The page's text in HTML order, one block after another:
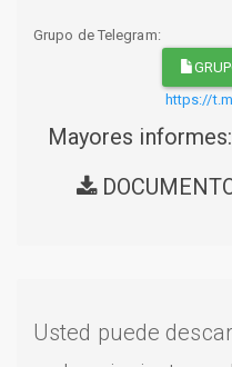
Grupo de Telegram:
https://
Mayores
Usted puede